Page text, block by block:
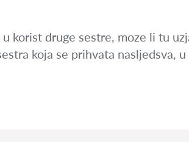
korist druge sestre, moze li tu
koja se prihvata nasljedsva,